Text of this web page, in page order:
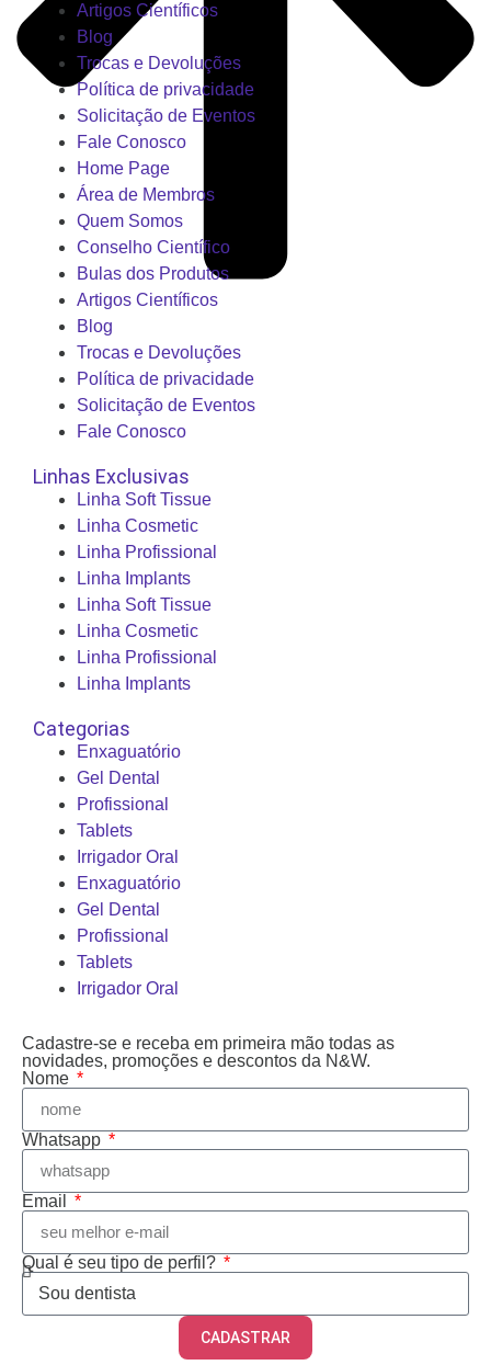
Artigos Científicos
Blog
Trocas e Devoluções
Política de privacidade
Solicitação de Eventos
Fale Conosco
Home Page
Área de Membros
Quem Somos
Conselho Científico
Bulas dos Produtos
Artigos Científicos
Blog
Trocas e Devoluções
Política de privacidade
Solicitação de Eventos
Fale Conosco
Linhas Exclusivas
Linha Soft Tissue
Linha Cosmetic
Linha Profissional
Linha Implants
Linha Soft Tissue
Linha Cosmetic
Linha Profissional
Linha Implants
Categorias
Enxaguatório
Gel Dental
Profissional
Tablets
Irrigador Oral
Enxaguatório
Gel Dental
Profissional
Tablets
Irrigador Oral
Cadastre-se e receba em primeira mão todas as
novidades, promoções e descontos da N&W.
Nome
Whatsapp
Email
Qual é seu tipo de perfil?
CADASTRAR